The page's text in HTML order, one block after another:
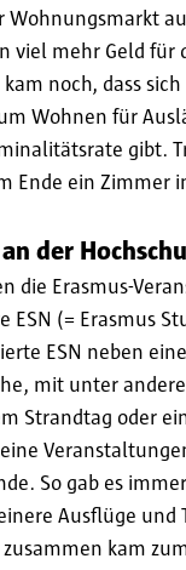
Wohnungsmarkt
viel mehr Geld für
noch, dass
Wohnen für
gibt.
Ende ein Zimmer
der
die Erasmus-
ESN (= Erasmus
ESN neben
mit unter
Strandtag oder
So gab es
Ausflüge und
kam